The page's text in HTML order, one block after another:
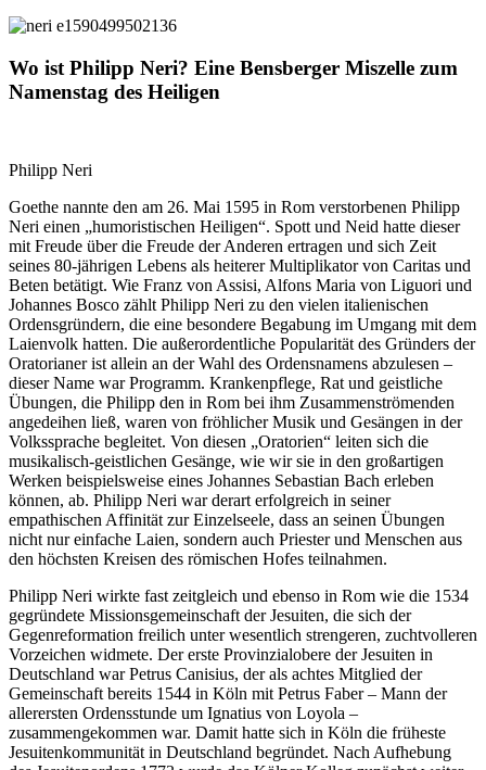
Wo ist Philipp Neri? Eine Bensberger Miszelle zum
Namenstag des Heiligen
Philipp Neri
Goethe nannte den am 26. Mai 1595 in Rom verstorbenen Philipp
Neri einen „humoristischen Heiligen“. Spott und Neid hatte dieser
mit Freude über die Freude der Anderen ertragen und sich Zeit
seines 80-jährigen Lebens als heiterer Multiplikator von Caritas und
Beten betätigt. Wie Franz von Assisi, Alfons Maria von Liguori und
Johannes Bosco zählt Philipp Neri zu den vielen italienischen
Ordensgründern, die eine besondere Begabung im Umgang mit dem
Laienvolk hatten. Die außerordentliche Popularität des Gründers der
Oratorianer ist allein an der Wahl des Ordensnamens abzulesen –
dieser Name war Programm. Krankenpflege, Rat und geistliche
Übungen, die Philipp den in Rom bei ihm Zusammenströmenden
angedeihen ließ, waren von fröhlicher Musik und Gesängen in der
Volkssprache begleitet. Von diesen „Oratorien“ leiten sich die
musikalisch-geistlichen Gesänge, wie wir sie in den großartigen
Werken beispielsweise eines Johannes Sebastian Bach erleben
können, ab. Philipp Neri war derart erfolgreich in seiner
empathischen Affinität zur Einzelseele, dass an seinen Übungen
nicht nur einfache Laien, sondern auch Priester und Menschen aus
den höchsten Kreisen des römischen Hofes teilnahmen.
Philipp Neri wirkte fast zeitgleich und ebenso in Rom wie die 1534
gegründete Missionsgemeinschaft der Jesuiten, die sich der
Gegenreformation freilich unter wesentlich strengeren, zuchtvolleren
Vorzeichen widmete. Der erste Provinzialobere der Jesuiten in
Deutschland war Petrus Canisius, der als achtes Mitglied der
Gemeinschaft bereits 1544 in Köln mit Petrus Faber – Mann der
allerersten Ordensstunde um Ignatius von Loyola –
zusammengekommen war. Damit hatte sich in Köln die früheste
Jesuitenkommunität in Deutschland begründet. Nach Aufhebung